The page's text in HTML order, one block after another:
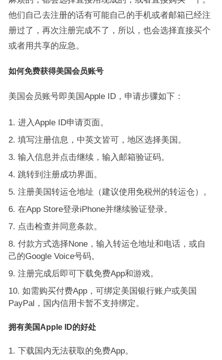
他们自己去注册的话有可能自己的手机或者邮箱已经注
册过了，再次注册完成不了，所以，也会选择直接买个
或者用共享的应急。
如何免费获得美国会员账号
美国会员账号即美国Apple ID，申请步骤如下：
进入Apple ID申请页面。
填写注册信息，中英文皆可，地区选择美国。
输入信息并点击继续，输入邮箱验证码。
跳转到注册成功界面。
注册美国转运仓地址（建议使用免税州的转运仓）。
在App Store登录iPhone并继续验证登录。
点击检查并同意条款。
付款方式选择None，输入转运仓地址和电话，或自
己的Google Voice号码。
注册完成后即可下载免费App和游戏。
如需购买付费App，可绑定美国银行账户或美国
PayPal，国内信用卡暂不支持绑定。
拥有美国Apple ID的好处
下载国内无法获取的免费App。